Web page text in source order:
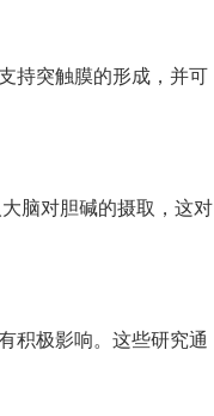
持突触膜的形成，并可
脑对胆碱的摄取，这对
积极影响。这些研究通